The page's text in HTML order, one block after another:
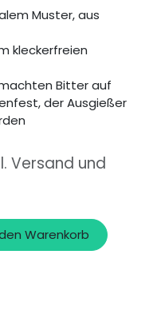
Muster, aus
kleckerfreien
Bitter auf
der Ausgießer
Versand und
Warenkorb